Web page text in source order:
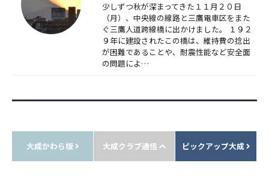
少しずつ秋が深まってきた１１月２０日
（月）、中央線の線路と三鷹電車区をまた
ぐ三鷹人道跨線橋に出かけました。 １９２
９年に建設されたこの橋は、維持費の捻出
が困難であることや、耐震性能など安全面
の問題によ…
大成かわら版 大成クラブ通信 ピックアップ大成